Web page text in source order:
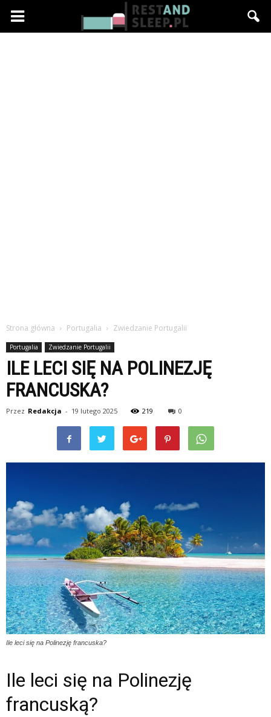
Restandsleep.pl
Strona główna Portugalia Zwiedzanie Portugalii
Portugalia Zwiedzanie Portugalii
ILE LECI SIĘ NA POLINEZJĘ
FRANCUSKA?
Przez Redakcja - 19 lutego 2025 219 0
Ile leci się na Polinezję francuska?
Ile leci się na Polinezję
francuską?